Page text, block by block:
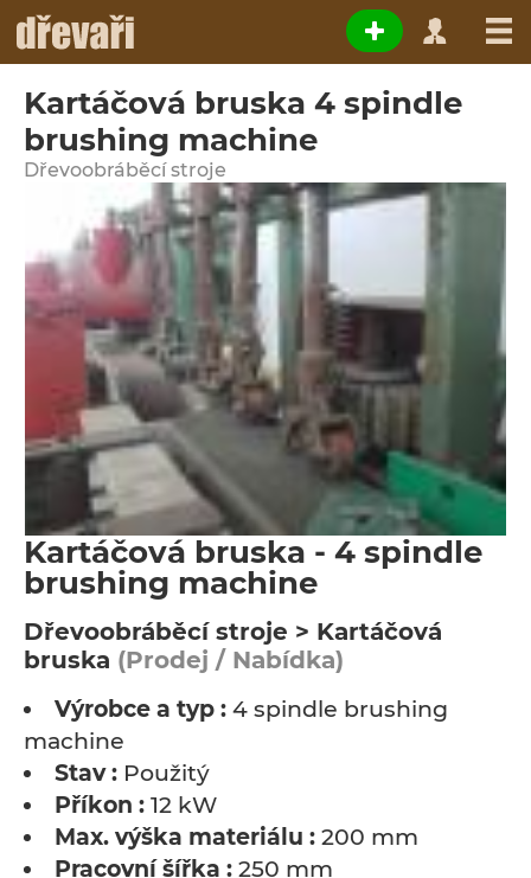
Kartáčová bruska 4 spindle
brushing machine
Dřevoobráběcí stroje
Kartáčová bruska - 4 spindle
brushing machine
Dřevoobráběcí stroje > Kartáčová
bruska (Prodej / Nabídka)
Výrobce a typ : 4 spindle brushing
machine
Stav : Použitý
Příkon : 12 kW
Max. výška materiálu : 200 mm
Pracovní šířka : 250 mm